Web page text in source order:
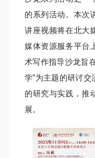
的系列活动。本次
讲座视频将在北大
媒体资源服务平台
术写作指导沙龙旨
学”为主题的研讨
的研究与实践，推
展。